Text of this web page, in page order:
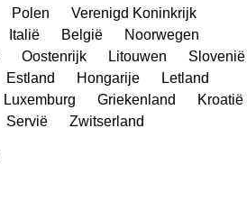
Polen
Verenigd Koninkrijk
Italië België
Noorwegen
Oostenrijk Litouwen
Slovenië
Estland Hongarije
Letland
Luxemburg Griekenland
Kroatië
Servië
Zwitserland